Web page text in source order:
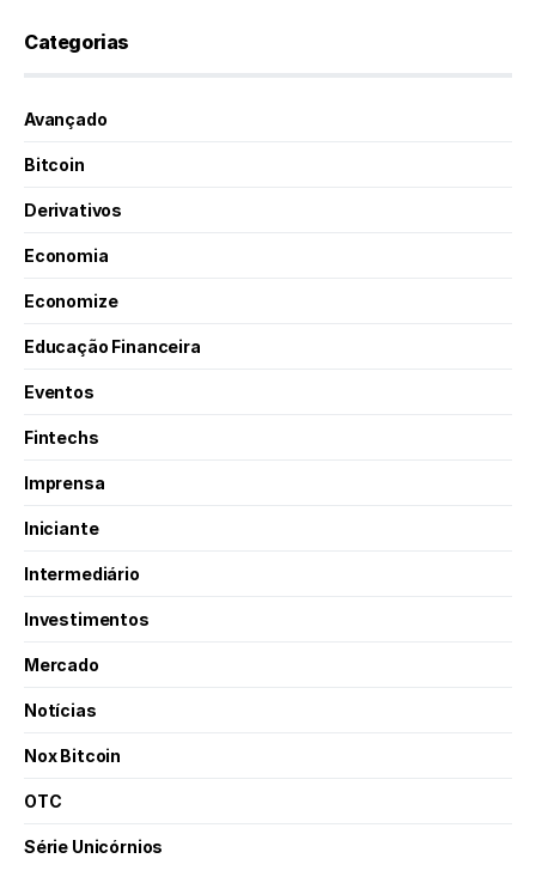
Categorias
Avançado
Bitcoin
Derivativos
Economia
Economize
Educação Financeira
Eventos
Fintechs
Imprensa
Iniciante
Intermediário
Investimentos
Mercado
Notícias
Nox Bitcoin
OTC
Série Unicórnios